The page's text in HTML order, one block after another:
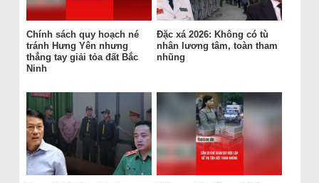
Chính sách quy hoạch né
tránh Hưng Yên nhưng
thẳng tay giải tỏa đất Bắc
Ninh
Đặc xá 2026: Không có tù
nhân lương tâm, toàn tham
nhũng